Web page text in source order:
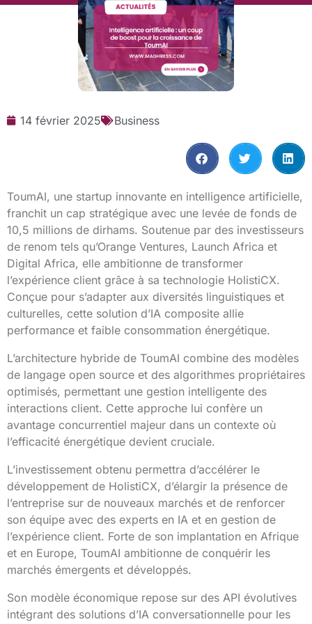
14 février 2025 Business
ToumAI, une startup innovante en intelligence artificielle,
franchit un cap stratégique avec une levée de fonds de
10,5 millions de dirhams. Soutenue par des investisseurs
de renom tels qu’Orange Ventures, Launch Africa et
Digital Africa, elle ambitionne de transformer
l’expérience client grâce à sa technologie HolistiCX.
Conçue pour s’adapter aux diversités linguistiques et
culturelles, cette solution d’IA composite allie
performance et faible consommation énergétique.
L’architecture hybride de ToumAI combine des modèles
de langage open source et des algorithmes propriétaires
optimisés, permettant une gestion intelligente des
interactions client. Cette approche lui confère un
avantage concurrentiel majeur dans un contexte où
l’efficacité énergétique devient cruciale.
L’investissement obtenu permettra d’accélérer le
développement de HolistiCX, d’élargir la présence de
l’entreprise sur de nouveaux marchés et de renforcer
son équipe avec des experts en IA et en gestion de
l’expérience client. Forte de son implantation en Afrique
et en Europe, ToumAI ambitionne de conquérir les
marchés émergents et développés.
Son modèle économique repose sur des API évolutives
intégrant des solutions d’IA conversationnelle pour les